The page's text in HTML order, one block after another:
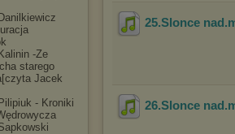
-Ze
starego
Jacek
- Kroniki
25.Slonce nad
26.Slonce nad